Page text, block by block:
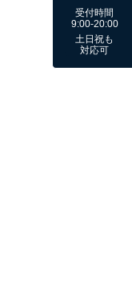
受付時間
9:00-20:00
土日祝も
対応可